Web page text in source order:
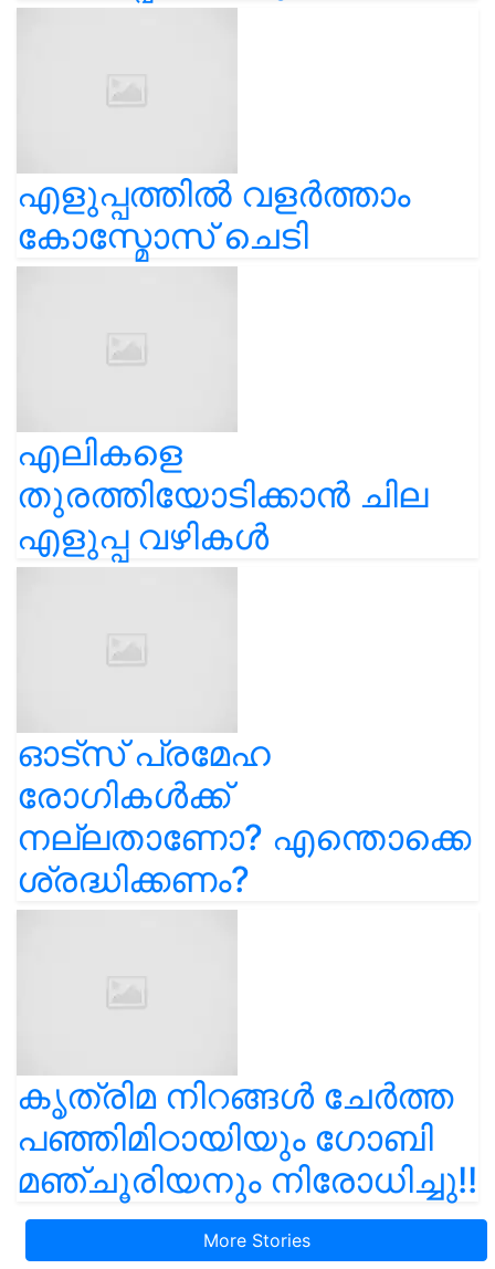
എളുപ്പത്തിൽ വളർത്താം
കോസ്മോസ് ചെടി
എലികളെ
തുരത്തിയോടിക്കാൻ ചില
എളുപ്പ വഴികൾ
ഓട്സ് പ്രമേഹ
രോഗികൾക്ക്
നല്ലതാണോ? എന്തൊക്കെ
ശ്രദ്ധിക്കണം?
കൃത്രിമ നിറങ്ങൾ ചേർത്ത
പഞ്ഞിമിഠായിയും ഗോബി
മഞ്ചൂരിയനും നിരോധിച്ചു!!
More Stories